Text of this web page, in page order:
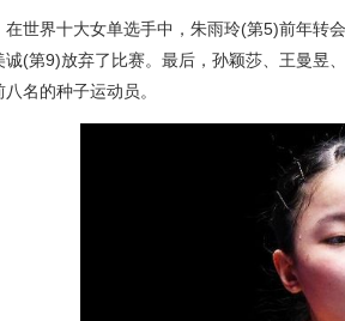
在世界十大女单选手中，朱雨玲(第5)前年转
诚(第9)放弃了比赛。最后，孙颖莎、王曼昱
八名的种子运动员。